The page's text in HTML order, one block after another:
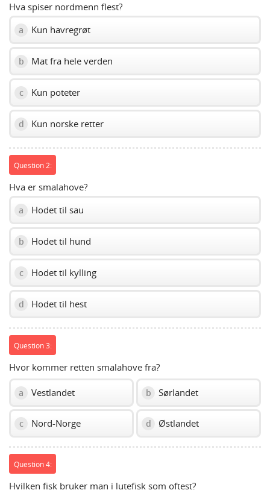
Hva spiser nordmenn flest?
a Kun havregrøt
b Mat fra hele verden
c Kun poteter
d Kun norske retter
Question 2:
Hva er smalahove?
a Hodet til sau
b Hodet til hund
c Hodet til kylling
d Hodet til hest
Question 3:
Hvor kommer retten smalahove fra?
a Vestlandet b Sørlandet
c Nord-Norge d Østlandet
Question 4:
Hvilken fisk bruker man i lutefisk som oftest?